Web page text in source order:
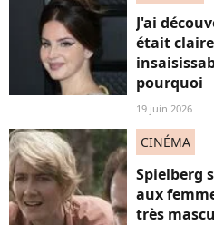
J'ai
était
pourquoi
19 juin 2026
CINÉMA
Spielberg
aux
très